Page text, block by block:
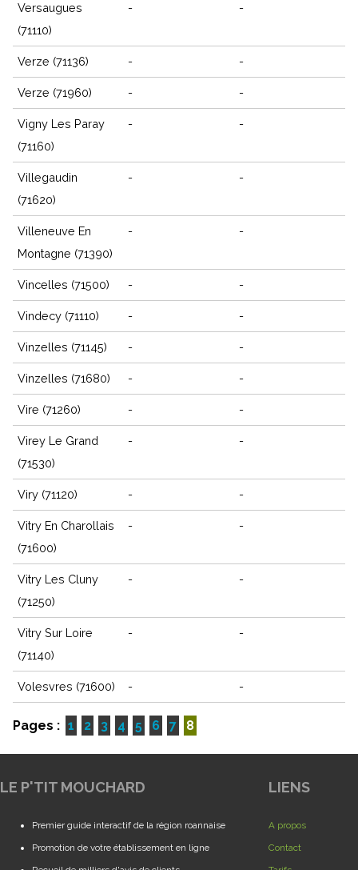
Versaugues
(71110)
- -
Verze (71136) - -
Verze (71960) - -
Vigny Les Paray
(71160)
- -
Villegaudin
(71620)
- -
Villeneuve En
Montagne (71390)
- -
Vincelles (71500) - -
Vindecy (71110) - -
Vinzelles (71145) - -
Vinzelles (71680) - -
Vire (71260) - -
Virey Le Grand
(71530)
- -
Viry (71120) - -
Vitry En Charollais
(71600)
- -
Vitry Les Cluny
(71250)
- -
Vitry Sur Loire
(71140)
- -
Volesvres (71600) - -
Pages : 1 2 3 4 5 6 7 8
LE P'TIT MOUCHARD
Premier guide interactif de la région roannaise
Promotion de votre établissement en ligne
LIENS
A propos
Contact